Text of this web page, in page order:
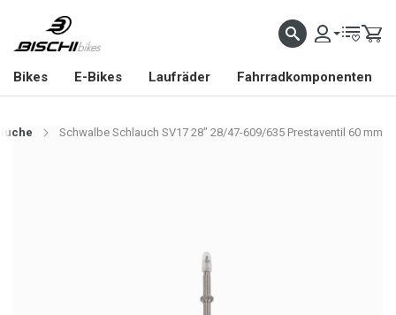
Bikes E-Bikes Laufräder Fahrradkomponenten
Schwalbe Schlauch SV17 28" 28/47-609/635 Prestaventil 60 mm